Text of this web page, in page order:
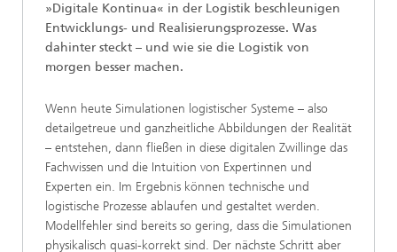
»Digitale Kontinua« in der Logistik beschleunigen
Entwicklungs- und Realisierungsprozesse. Was
dahinter steckt – und wie sie die Logistik von
morgen besser machen.
Wenn heute Simulationen logistischer Systeme – also
detailgetreue und ganzheitliche Abbildungen der Realität
– entstehen, dann fließen in diese digitalen Zwillinge das
Fachwissen und die Intuition von Expertinnen und
Experten ein. Im Ergebnis können technische und
logistische Prozesse ablaufen und gestaltet werden.
Modellfehler sind bereits so gering, dass die Simulationen
physikalisch quasi-korrekt sind. Der nächste Schritt aber